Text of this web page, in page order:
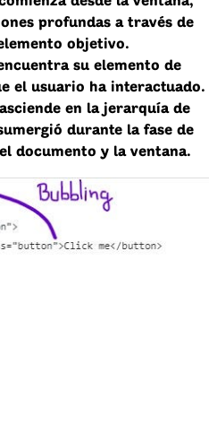
profundas a través de
objetivo.
su elemento de
el usuario ha interactuado.
en la jerarquía de
durante la fase de
documento y la ventana.